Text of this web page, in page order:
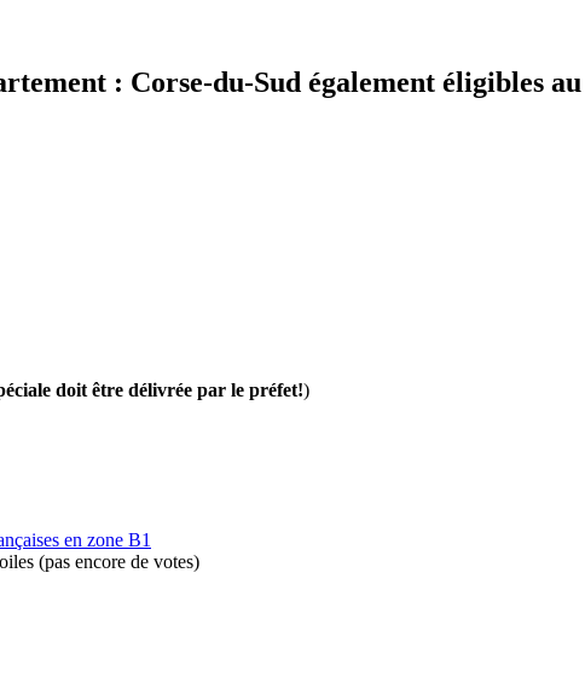
: Corse-du-Sud également éligibles
doit être délivrée par le préfet!)
en zone B1
(pas encore de votes)